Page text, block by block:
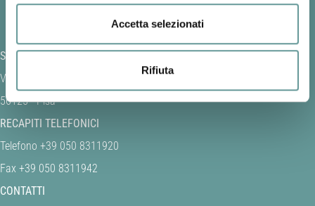
Accetta selezionati
Rifiuta
SEZIONE DI PISA
Via Cesare Battisti, 53
56125 - Pisa
RECAPITI TELEFONICI
Telefono +39 050 8311920
Fax +39 050 8311942
CONTATTI